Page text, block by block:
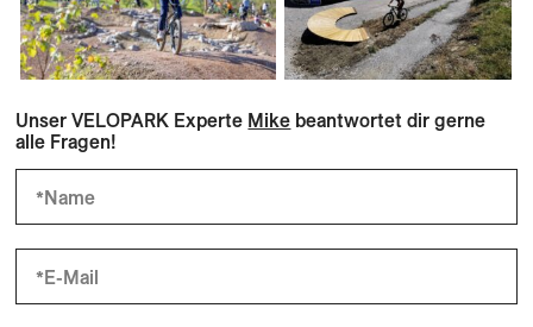
Unser VELOPARK Experte Mike beantwortet dir gerne
alle Fragen!